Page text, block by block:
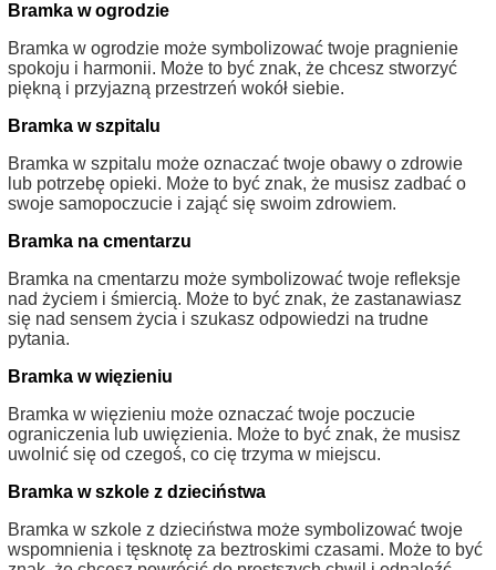
Bramka w ogrodzie
Bramka w ogrodzie może symbolizować twoje pragnienie
spokoju i harmonii. Może to być znak, że chcesz stworzyć
piękną i przyjazną przestrzeń wokół siebie.
Bramka w szpitalu
Bramka w szpitalu może oznaczać twoje obawy o zdrowie
lub potrzebę opieki. Może to być znak, że musisz zadbać o
swoje samopoczucie i zająć się swoim zdrowiem.
Bramka na cmentarzu
Bramka na cmentarzu może symbolizować twoje refleksje
nad życiem i śmiercią. Może to być znak, że zastanawiasz
się nad sensem życia i szukasz odpowiedzi na trudne
pytania.
Bramka w więzieniu
Bramka w więzieniu może oznaczać twoje poczucie
ograniczenia lub uwięzienia. Może to być znak, że musisz
uwolnić się od czegoś, co cię trzyma w miejscu.
Bramka w szkole z dzieciństwa
Bramka w szkole z dzieciństwa może symbolizować twoje
wspomnienia i tęsknotę za beztroskimi czasami. Może to być